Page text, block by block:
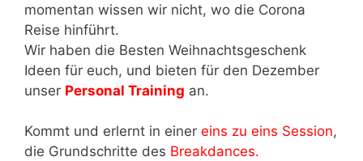
momentan wissen wir nicht, wo die Corona
Reise hinführt.
Wir haben die Besten Weihnachtsgeschenk
Ideen für euch, und bieten für den Dezember
unser Personal Training an.
Kommt und erlernt in einer eins zu eins Session,
die Grundschritte des Breakdances.